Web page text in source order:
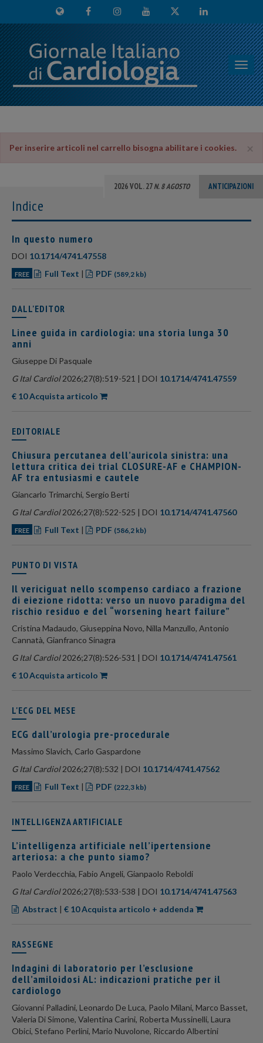
×
Per inserire articoli nel carrello bisogna abilitare i cookies.
2026 VOL. 27N. 8 AGOSTO ANTICIPAZIONI
Indice
In questo numero
DOI 10.1714/4741.47558
FREE Full Text | PDF (589,2 kb)
DALL'EDITOR
Linee guida in cardiologia: una storia lunga 30
anni
Giuseppe Di Pasquale
G Ital Cardiol2026;27(8):519-521 | DOI 10.1714/4741.47559
€ 10 Acquista articolo
EDITORIALE
Chiusura percutanea dell’auricola sinistra: una
lettura critica dei trial CLOSURE-AF e CHAMPION-
AF tra entusiasmi e cautele
Giancarlo Trimarchi, Sergio Berti
G Ital Cardiol2026;27(8):522-525 | DOI 10.1714/4741.47560
FREE Full Text | PDF (586,2 kb)
PUNTO DI VISTA
Il vericiguat nello scompenso cardiaco a frazione
di eiezione ridotta: verso un nuovo paradigma del
rischio residuo e del “worsening heart failure”
Cristina Madaudo, Giuseppina Novo, Nilla Manzullo, Antonio
Cannatà, Gianfranco Sinagra
G Ital Cardiol2026;27(8):526-531 | DOI 10.1714/4741.47561
€ 10 Acquista articolo
L'ECG DEL MESE
ECG dall’urologia pre-procedurale
Massimo Slavich, Carlo Gaspardone
G Ital Cardiol2026;27(8):532 | DOI 10.1714/4741.47562
FREE Full Text | PDF (222,3 kb)
INTELLIGENZA ARTIFICIALE
L’intelligenza artificiale nell’ipertensione
arteriosa: a che punto siamo?
Paolo Verdecchia, Fabio Angeli, Gianpaolo Reboldi
G Ital Cardiol2026;27(8):533-538 | DOI 10.1714/4741.47563
Abstract | € 10 Acquista articolo + addenda
RASSEGNE
Indagini di laboratorio per l’esclusione
dell’amiloidosi AL: indicazioni pratiche per il
cardiologo
Giovanni Palladini, Leonardo De Luca, Paolo Milani, Marco Basset,
Valeria Di Simone, Valentina Carini, Roberta Mussinelli, Laura
Obici, Stefano Perlini, Mario Nuvolone, Riccardo Albertini